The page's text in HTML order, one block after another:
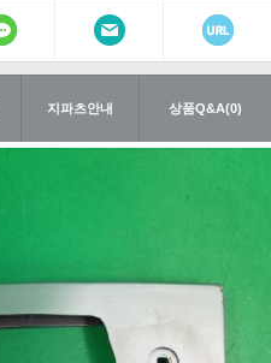
지파츠안내 상품Q&A(0)